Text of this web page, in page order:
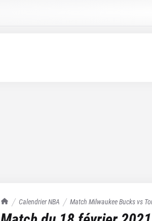
TrashTalk Actu NBA
Calendrier NBA Match Milwaukee Bucks vs